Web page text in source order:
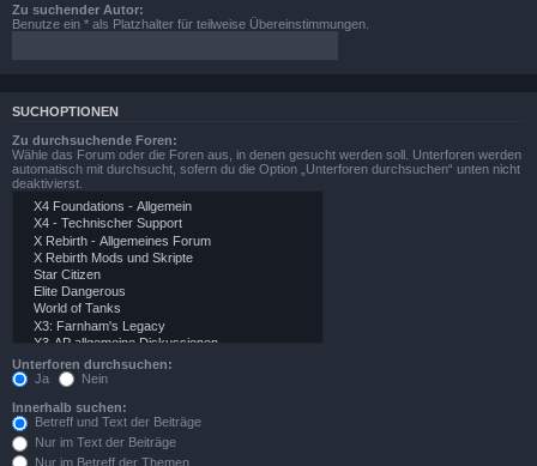
Zu suchender Autor:
Benutze ein * als Platzhalter für teilweise Übereinstimmungen.
SUCHOPTIONEN
Zu durchsuchende Foren:
Wähle das Forum oder die Foren aus, in denen gesucht werden soll. Unterforen werden
automatisch mit durchsucht, sofern du die Option „Unterforen durchsuchen“ unten nicht
deaktivierst.
Unterforen durchsuchen:
Ja
Nein
Innerhalb suchen:
Betreff und Text der Beiträge
Nur im Text der Beiträge
Nur im Betreff der Themen